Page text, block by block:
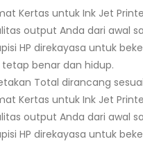
Kertas untuk Ink Jet
output Anda dari awal
HP direkayasa untuk
benar dan hidup.
Total dirancang
Kertas untuk Ink Jet
output Anda dari awal
HP direkayasa untuk